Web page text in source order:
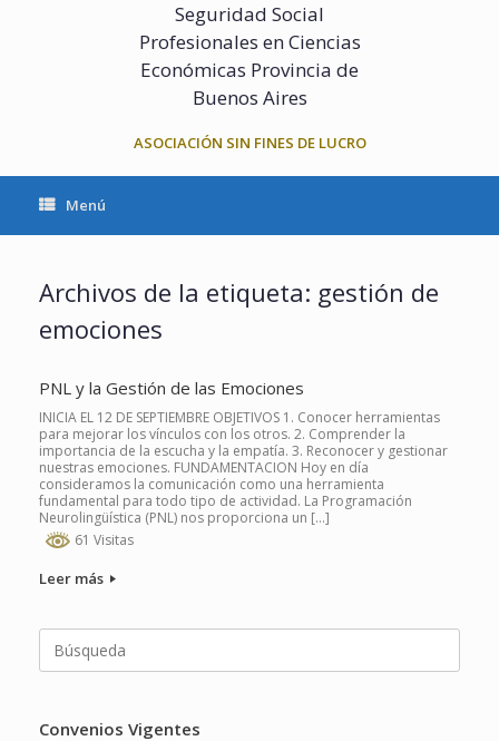
Seguridad Social
Profesionales en Ciencias
Económicas Provincia de
Buenos Aires
ASOCIACIÓN SIN FINES DE LUCRO
Menú
Archivos de la etiqueta: gestión de
emociones
PNL y la Gestión de las Emociones
INICIA EL 12 DE SEPTIEMBRE OBJETIVOS 1. Conocer herramientas
para mejorar los vínculos con los otros. 2. Comprender la
importancia de la escucha y la empatía. 3. Reconocer y gestionar
nuestras emociones. FUNDAMENTACION Hoy en día
consideramos la comunicación como una herramienta
fundamental para todo tipo de actividad. La Programación
Neurolingüística (PNL) nos proporciona un […]
61 Visitas
Leer más
Convenios Vigentes